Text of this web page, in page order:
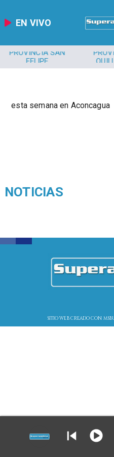
EN VIVO
PROVINCIA SAN
FELIPE
esta semana en Aconcagua
NOTICIAS
SITIO WEB CREADO CON